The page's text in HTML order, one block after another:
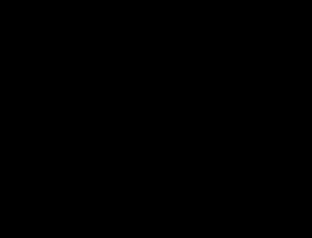
Skulpturen, Möbel,
die Adolf Hitler und seine
1930er Jahre bis 1945
geplantes Museum, aber
kauften oder aus
übernahmen. Eine Vielzahl an
Point München
bekannt ist, wird in der